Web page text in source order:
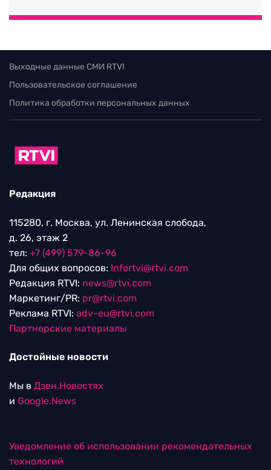
Выходные данные СМИ RTVI
Пользовательское соглашение
Политика обработки персональных данных
Редакция
115280, г. Москва, ул. Ленинская слобода,
д. 26, этаж 2
тел: +7 (499) 579-86-96
Для общих вопросов: Infortvi@rtvi.com
Редакция RTVI: news@rtvi.com
Маркетинг/PR: pr@rtvi.com
Реклама RTVI: adv-eu@rtvi.com
Партнерские материалы
Достойные новости
Мы в Дзен.Новостях
и Google.News
Уведомление об использовании рекомендательных
технологий